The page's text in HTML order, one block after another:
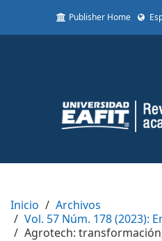
to
Content
Sidebar
Publisher Home
Inicio
Archivos
Vol. 57 Núm. 178 (2023):
Agrotech: